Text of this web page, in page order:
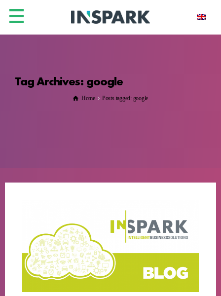
Tag Archives: google
Home Posts tagged: google